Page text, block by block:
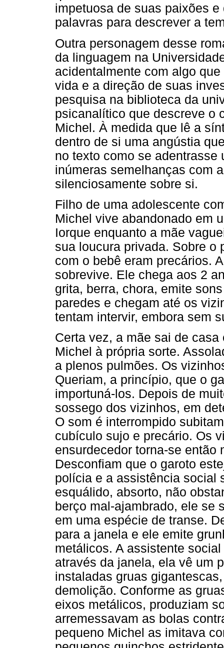
impetuosa de suas paixões
palavras para descrever a
Outra personagem desse
da linguagem na
acidentalmente com algo
vida e a direção de suas
pesquisa na biblioteca da
psicanalítico que descreve o
Michel. À medida que lê a
dentro de si uma angústia
no texto como se adentrasse
inúmeras semelhanças com
silenciosamente sobre si.
Filho de uma adolescente
Michel vive abandonado em
Iorque enquanto a mãe
sua loucura privada. Sobre o
com o bebê eram precários.
sobrevive. Ele chega aos 2
grita, berra, chora, emite
paredes e chegam até os
tentam intervir, embora sem
Certa vez, a mãe sai de
Michel à própria sorte.
a plenos pulmões. Os
Queriam, a princípio, que o
importuná-los. Depois de
sossego dos vizinhos, em
O som é interrompido
cubículo sujo e precário. Os
ensurdecedor torna-se então
Desconfiam que o garoto
polícia e a assistência social
esquálido, absorto, não
berço mal-ajambrado, ele se
em uma espécie de transe.
para a janela e ele emite
metálicos. A assistente
através da janela, ela vê um
instaladas gruas
demolição. Conforme as
eixos metálicos, produziam
arremessavam as bolas
pequeno Michel as imitava